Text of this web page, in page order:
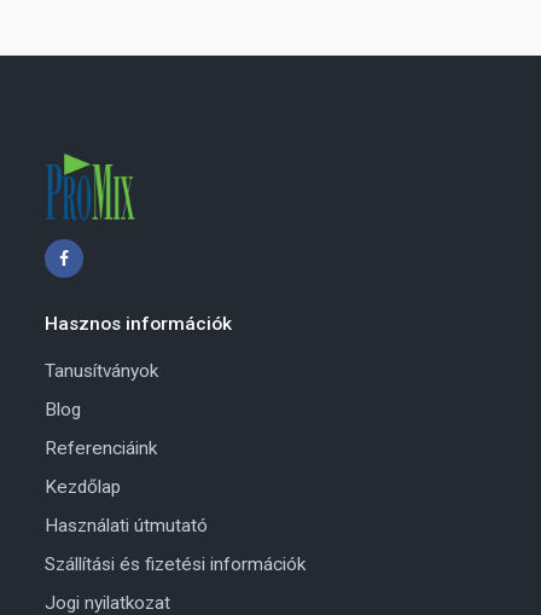
Hasznos információk
Tanusítványok
Blog
Referenciáink
Kezdőlap
Használati útmutató
Szállítási és fizetési információk
Jogi nyilatkozat